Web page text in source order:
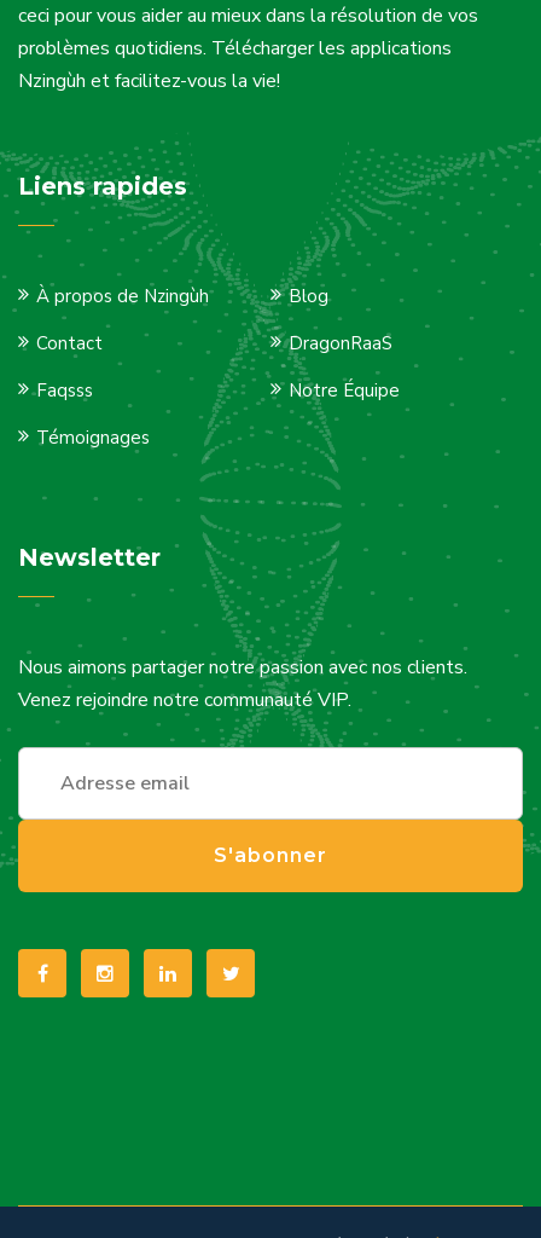
ceci pour vous aider au mieux dans la résolution de vos
problèmes quotidiens. Télécharger les applications
Nzingùh et facilitez-vous la vie!
Liens rapides
À propos de Nzingùh
Blog
Contact
DragonRaaS
Faqsss
Notre Équipe
Témoignages
Newsletter
Nous aimons partager notre passion avec nos clients.
Venez rejoindre notre communauté VIP.
S'abonner